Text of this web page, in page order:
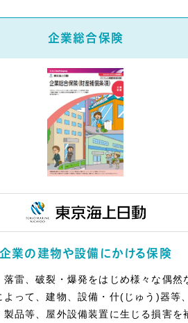
企業総合保険
企業の建物や設備にかける保険
落雷、破裂・爆発をはじめ様々な偶然
よって、建物、設備・什(じゅう)器等、
製品等、屋外設備装置に生じる損害を